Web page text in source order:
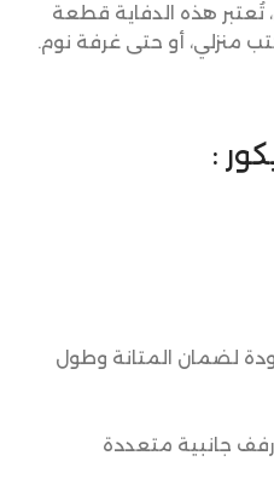
تُعتبر هذه الدفاية قطعة
منزلي، أو حتى غرفة نوم.
:
لضمان المتانة وطول
جانبية متعددة